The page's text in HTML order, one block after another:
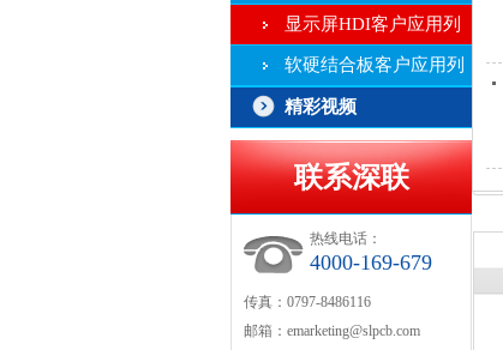
显示屏HDI客户应用列
软硬结合板客户应用列
精彩视频
联系深联
热线电话：
4000-169-679
传真：0797-8486116
邮箱： emarketing@slpcb.com